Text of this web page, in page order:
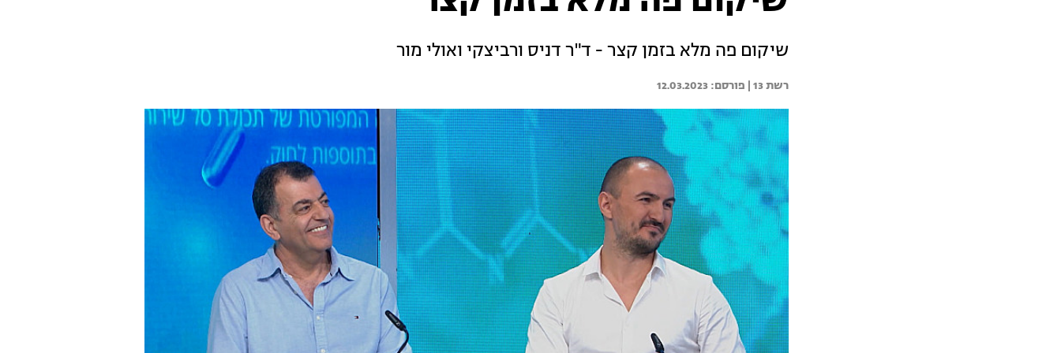
שיקום פה מלא בזמן קצר - ד"ר דניס ורביצקי ואולי מור
רשת 13 | 12.03.2023